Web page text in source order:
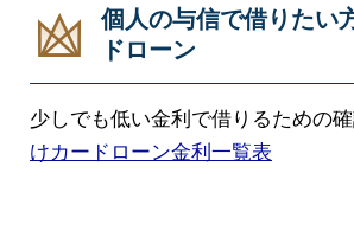
個人の与信で借りたい
ドローン
少しでも低い金利で借りるための
けカードローン金利一覧表